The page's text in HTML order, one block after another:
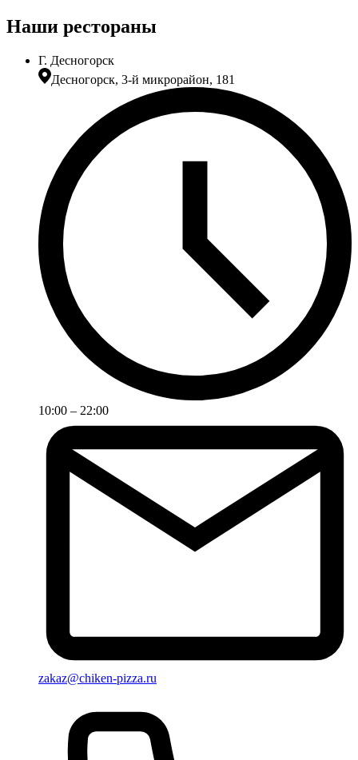
Наши рестораны
Г. Десногорск
Десногорск, 3-й микрорайон, 181
10:00 – 22:00
zakaz@chiken-pizza.ru